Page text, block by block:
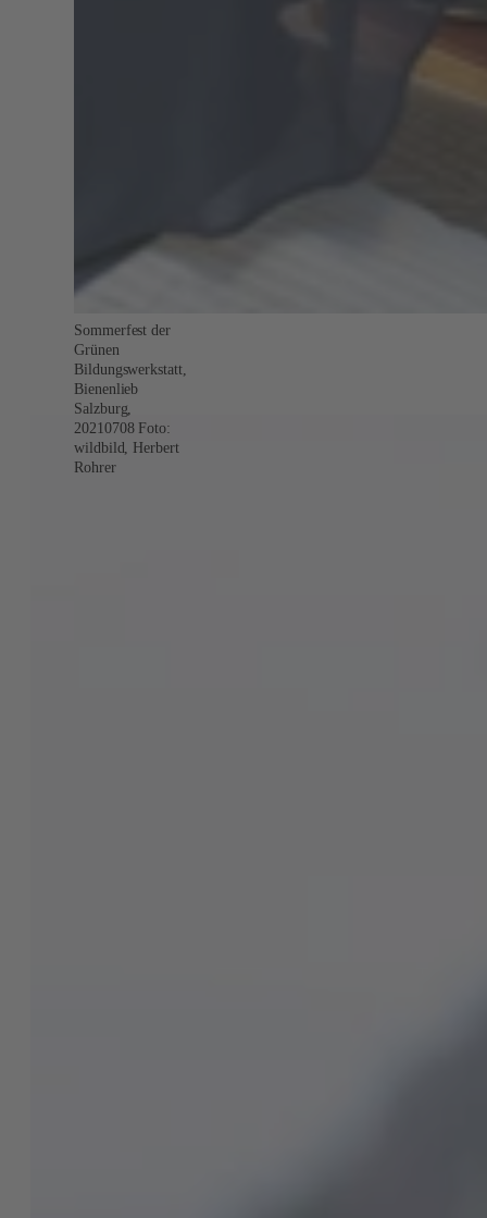
Sommerfest der
Grünen
Bildungswerkstatt,
Bienenlieb
Salzburg,
20210708 Foto:
wildbild, Herbert
Rohrer